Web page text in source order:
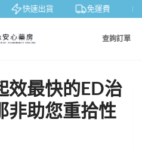
快速出貨 免運費
查詢訂單
效最快的ED治
非助您重拾性